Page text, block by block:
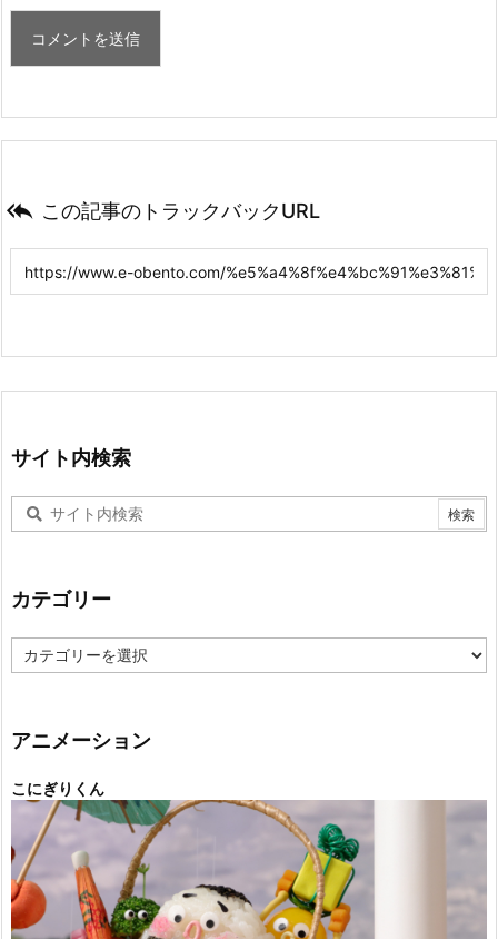
 この記事のトラックバックURL
サイト内検索
カテゴリー
テ
ー
アニメーション
こにぎりくん